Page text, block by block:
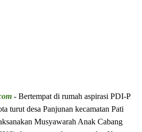
- Bertempat di rumah aspirasi PDI-P
turut desa Panjunan kecamatan Pati
Musyawarah Anak Cabang